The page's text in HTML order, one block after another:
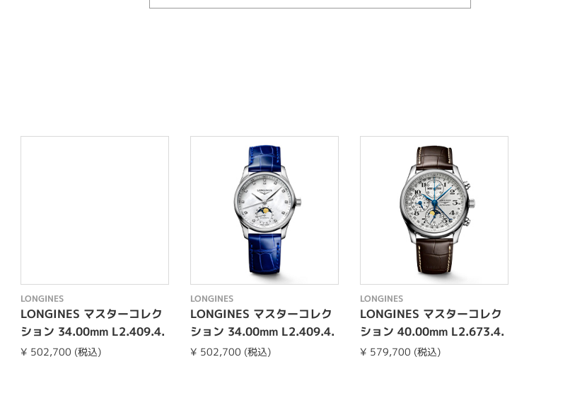
LONGINES
LONGINES マスターコレク
ション 34.00mm L2.409.4.
87.2
¥ 502,700 (税込)
LONGINES
LONGINES マスターコレク
ション 34.00mm L2.409.4.
87.0
¥ 502,700 (税込)
LONGINES
LONGINES マスターコレク
ション 40.00mm L2.673.4.
78.3
¥ 579,700 (税込)